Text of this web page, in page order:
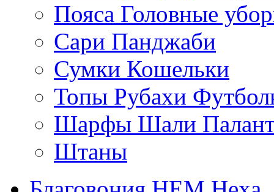
Пояса Головные
Сари Панджаби
Сумки Кошельки
Топы Рубахи
Шарфы Шали
Штаны